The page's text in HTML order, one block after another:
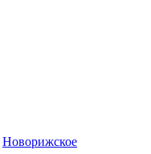
Новорижское